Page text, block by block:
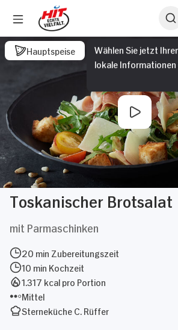
Wählen Sie jetzt
lokale Informationen
Hauptspeise
Toskanischer Brotsalat
mit Parmaschinken
20 min Zubereitungszeit
10 min Kochzeit
1.317 kcal pro Portion
Mittel
Sterneküche C. Rüffer